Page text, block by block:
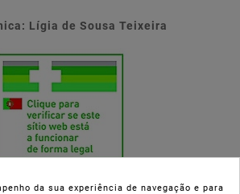
Lígia de Sousa Teixeira
da sua experiência de navegação e para